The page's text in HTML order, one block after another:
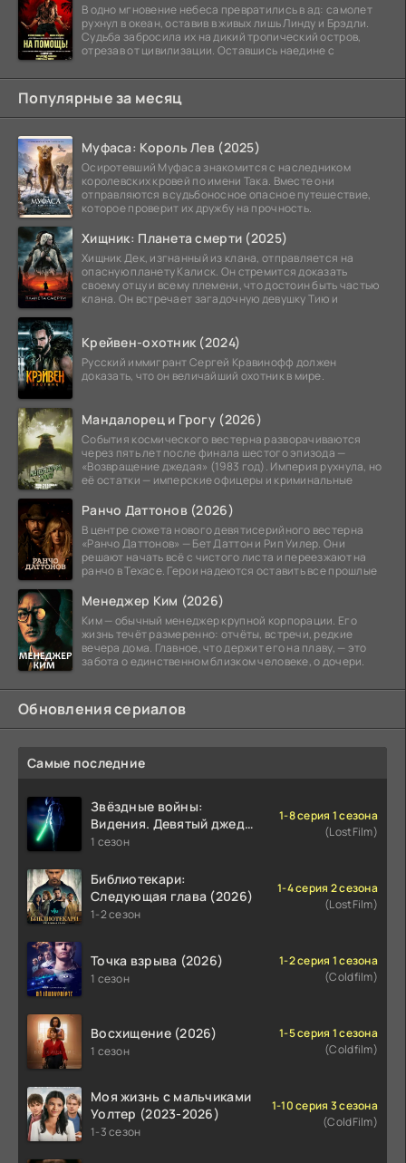
В одно мгновение небеса превратились в ад: самолет
рухнул в океан, оставив в живых лишь Линду и Брэдли.
Судьба забросила их на дикий тропический остров,
отрезав от цивилизации. Оставшись наедине с
Популярные за месяц
Муфаса: Король Лев (2025)
Осиротевший Муфаса знакомится с наследником
королевских кровей по имени Така. Вместе они
отправляются в судьбоносное опасное путешествие,
которое проверит их дружбу на прочность.
Хищник: Планета смерти (2025)
Хищник Дек, изгнанный из клана, отправляется на
опасную планету Калиск. Он стремится доказать
своему отцу и всему племени, что достоин быть частью
клана. Он встречает загадочную девушку Тию и
Крейвен-охотник (2024)
Русский иммигрант Сергей Кравинофф должен
доказать, что он величайший охотник в мире.
Мандалорец и Грогу (2026)
События космического вестерна разворачиваются
через пять лет после финала шестого эпизода —
«Возвращение джедая» (1983 год). Империя рухнула, но
её остатки — имперские офицеры и криминальные
Ранчо Даттонов (2026)
В центре сюжета нового девятисерийного вестерна
«Ранчо Даттонов» — Бет Даттон и Рип Уилер. Они
решают начать всё с чистого листа и переезжают на
ранчо в Техасе. Герои надеются оставить все прошлые
Менеджер Ким (2026)
Ким — обычный менеджер крупной корпорации. Его
жизнь течёт размеренно: отчёты, встречи, редкие
вечера дома. Главное, что держит его на плаву, — это
забота о единственном близком человеке, о дочери.
Обновления сериалов
Самые последние
Звёздные войны:
Видения. Девятый джедай
(2026)
1 сезон
1-8 серия 1 сезона
(LostFilm)
Библиотекари:
Следующая глава (2026)
1-2 сезон
1-4 серия 2 сезона
(LostFilm)
Точка взрыва (2026)
1 сезон
1-2 серия 1 сезона
(Coldfilm)
Восхищение (2026)
1 сезон
1-5 серия 1 сезона
(Coldfilm)
Моя жизнь с мальчиками
Уолтер (2023-2026)
1-3 сезон
1-10 серия 3 сезона
(ColdFilm)